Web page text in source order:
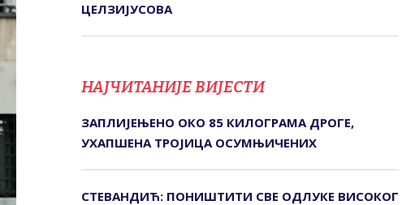
ЦЕЛЗИЈУСОВА
НАЈЧИТАНИЈЕ ВИЈЕСТИ
ЗАПЛИЈЕЊЕНО ОКО 85 КИЛОГРАМА ДРОГЕ,
УХАПШЕНА ТРОЈИЦА ОСУМЊИЧЕНИХ
СТЕВАНДИЋ: ПОНИШТИТИ СВЕ ОДЛУКЕ ВИСОКОГ